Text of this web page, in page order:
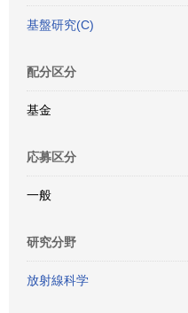
基盤研究(C)
配分区分
基金
応募区分
一般
研究分野
放射線科学